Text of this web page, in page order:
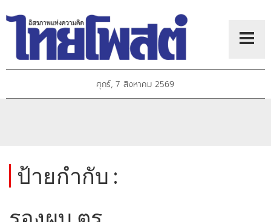
ศุกร์, 7 สิงหาคม 2569
ป้ายกำกับ :